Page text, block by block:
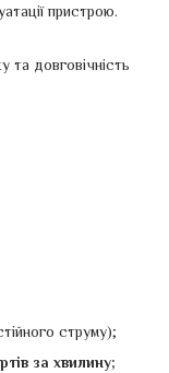
пристрою.
та довговічність
струму);
за хвилину;